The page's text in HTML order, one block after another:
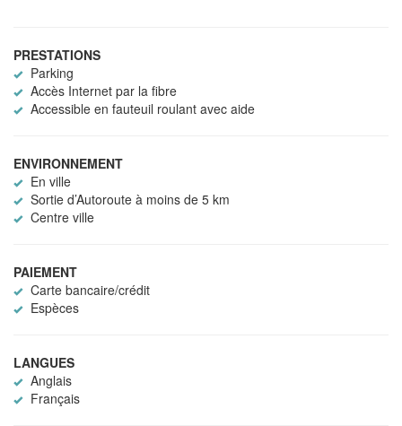
PRESTATIONS
Parking
Accès Internet par la fibre
Accessible en fauteuil roulant avec aide
ENVIRONNEMENT
En ville
Sortie d’Autoroute à moins de 5 km
Centre ville
PAIEMENT
Carte bancaire/crédit
Espèces
LANGUES
Anglais
Français